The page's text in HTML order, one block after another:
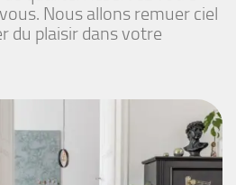
Nous allons remuer ciel
du plaisir dans votre